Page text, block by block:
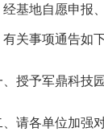
基地自愿申报
关事项通告如下
予军鼎科技园
各单位加强对